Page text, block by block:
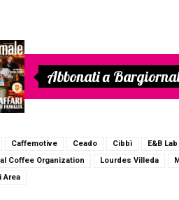
Abbonati a
Caffemotive Ceado Cibbì E&B Lab
Coffee Organization Lourdes Villeda
Area